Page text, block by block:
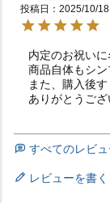
投稿日
2025/10/18
内定のお祝い
商品自体もシン
また、購入後
ありがとうござ
すべてのレビ
レビューを書く